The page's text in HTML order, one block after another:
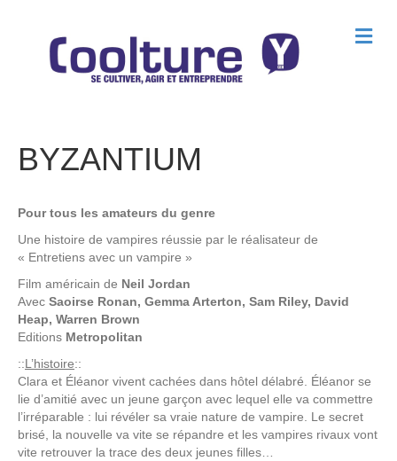
M
e
BYZANTIUM
Pour tous les amateurs du genre
Une histoire de vampires réussie par le réalisateur de
« Entretiens avec un vampire »
Film américain de Neil Jordan
Avec Saoirse Ronan, Gemma Arterton, Sam Riley, David
Heap, Warren Brown
Editions Metropolitan
::L’histoire::
Clara et Éléanor vivent cachées dans hôtel délabré. Éléanor se
lie d’amitié avec un jeune garçon avec lequel elle va commettre
l’irréparable : lui révéler sa vraie nature de vampire. Le secret
brisé, la nouvelle va vite se répandre et les vampires rivaux vont
vite retrouver la trace des deux jeunes filles…